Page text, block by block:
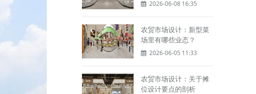
2026-06-08 16:35
农贸市场设计：新型菜
场里有哪些业态？
2026-06-05 11:33
农贸市场设计：关于摊
位设计要点的剖析